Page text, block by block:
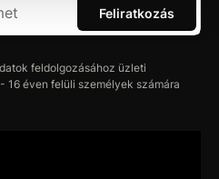
Feliratkozás
feldolgozásához üzleti
16 éven felüli személyek számára